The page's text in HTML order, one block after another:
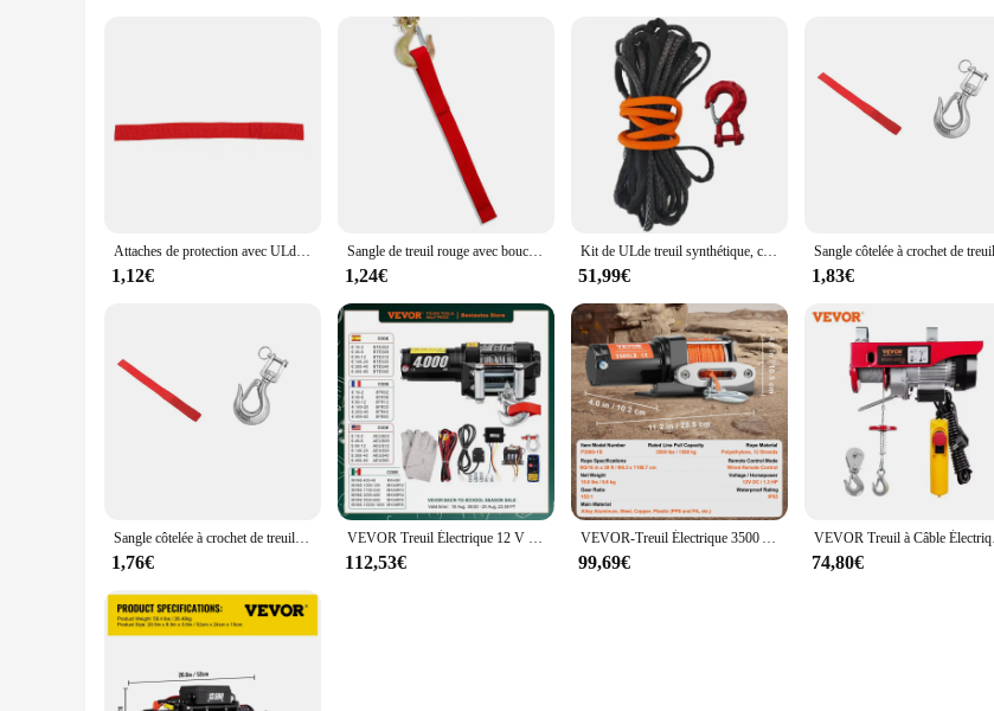
The Winch Plow Strap is engineered to perform in the harshest winter conditions. Its robust construction and secure fastening
encountering challenging terrain. The strap's design is optimized to resist freezing temperatures, ensuring that it remains
the mountains or on the plains, this strap is the ideal companion for your ATV or UTV, providing peace of mind and
Attaches de protection avec ULde remorquage, sangle de treuil en nylon, adaptée à la ULde câble de treuil, crochet RapDuty, rouge, pouce, 3 pièces
1,12€
Sangle de treuil rouge avec boucles de protection, ULde remorquage, crochet nervuré, accessoire de camion RL UTV, nouveau, rapDuty, 1, 3x
1,24€
Kit de ULde treuil synthétique, crochet de treuil, sangle de nervure de sécurité, sauvetage de traction en plein air
51,99€ 1,83€
Sangle côtelée à crochet de treuil rouge + mousquetons à ressort lointain en acier inoxydable 304, clip de gréement
1,76€
VEVOR Treuil Électrique 12 V Moteur, Treuil Électrique avec Télécommande sans Fil, Capacité 1814 kg, Treuil Électrique 12V de Levage en Acier, Longeur 13m
112,53€
VEVOR-Treuil Électrique 3500 Artériel RL/UTV Filaire pour Voiture, avec Corde Synthétique de 39 Pieds, en Aluminium, Étanche IP55, pour Bateau de Remorquage et Camion
99,69€
VEVOR Treuil à
74,80€